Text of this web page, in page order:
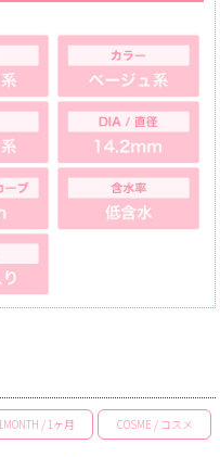
/ 1ヶ月 COSME / コスメ